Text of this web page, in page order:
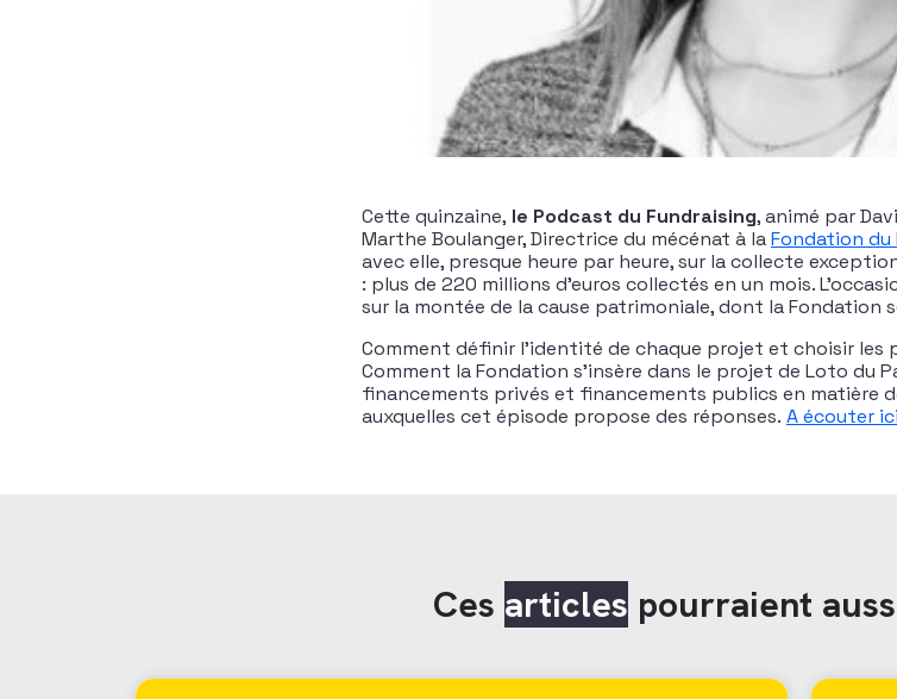
Cette quinzaine, le Podcast du Fundraising, animé par
Marthe Boulanger, Directrice du mécénat à laFondation du
avec elle, presque heure par heure, sur la collecte
: plus de 220 millions d’euros collectés en un mois.
sur la montée de la cause patrimoniale, dont la Fondation
Comment définir l’identité de chaque projet et choisir les
Comment la Fondation s’insère dans le projet de Loto du
financements privés et financements publics en matière
auxquelles cet épisode propose des réponses. A écouter
Ces articles pourraient